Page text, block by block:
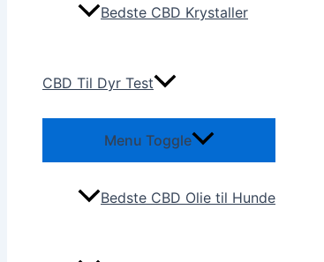
Bedste CBD Krystaller
CBD Til Dyr Test
Menu Toggle
Bedste CBD Olie til Hunde